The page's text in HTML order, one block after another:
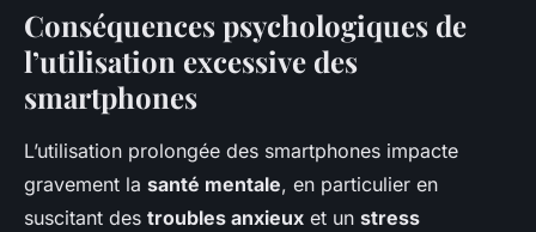
Conséquences psychologiques de
l’utilisation excessive des
smartphones
L’utilisation prolongée des smartphones impacte
gravement la santé mentale, en particulier en
suscitant des troubles anxieux et un stress